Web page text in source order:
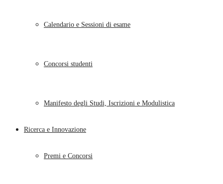
Calendario e Sessioni di esame
Concorsi studenti
Manifesto degli Studi, Iscrizioni e Modulistica
Ricerca e Innovazione
Premi e Concorsi